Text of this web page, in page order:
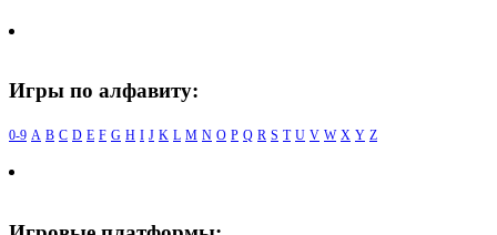
Игры по алфавиту:
0-9 A B C D E F G H I J K L M N O P Q R S T U V W X Y Z